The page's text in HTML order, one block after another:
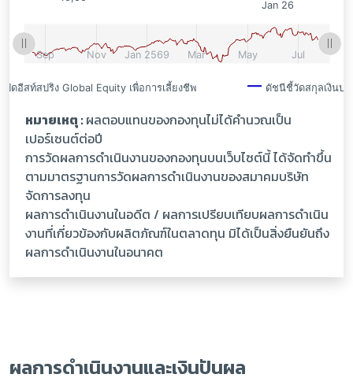
หมายเหตุ :ผลตอบแทนของกองทุนไม่ได้คำนวณเป็น
เปอร์เซนต์ต่อปี
การวัดผลการดำเนินงานของกองทุนบนเว็บไซต์นี้ ได้จัดทำขึ้น
ตามมาตรฐานการวัดผลการดำเนินงานของสมาคมบริษัท
จัดการลงทุน
ผลการดำเนินงานในอดีต / ผลการเปรียบเทียบผลการดำเนิน
งานที่เกี่ยวข้องกับผลิตภัณฑ์ในตลาดทุน มิได้เป็นสิ่งยืนยันถึง
ผลการดำเนินงานในอนาคต
ผลการดำเนินงานและเงินปันผล